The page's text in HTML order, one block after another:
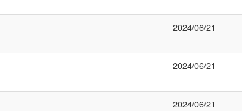
2024/06/21
2024/06/21
2024/06/21